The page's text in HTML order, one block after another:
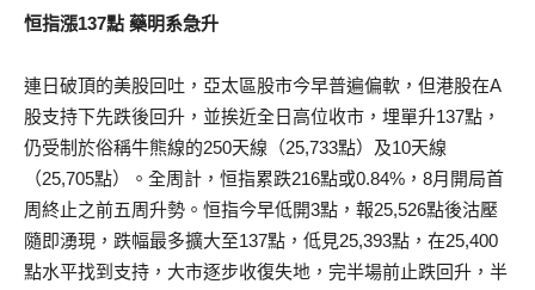
恒指漲137點 藥明系急升
連日破頂的美股回吐，亞太區股市今早普遍偏軟，但港股在A
股支持下先跌後回升，並挨近全日高位收市，埋單升137點，
仍受制於俗稱牛熊線的250天線（25,733點）及10天線
（25,705點）。全周計，恒指累跌216點或0.84%，8月開局首
周終止之前五周升勢。恒指今早低開3點，報25,526點後沽壓
隨即湧現，跌幅最多擴大至137點，低見25,393點，在25,400
點水平找到支持，大市逐步收復失地，完半場前止跌回升，半